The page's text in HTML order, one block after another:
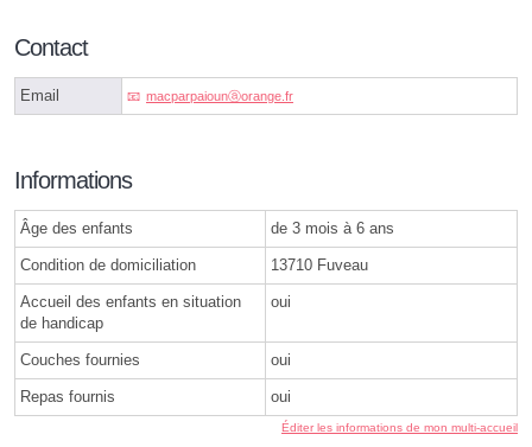
Contact
Email macparpaiounⓐorange.fr
Informations
Âge des enfants de 3 mois à 6 ans
Condition de domiciliation 13710 Fuveau
Accueil des enfants en situation
de handicap
oui
Couches fournies oui
Repas fournis oui
Éditer les informations de mon multi-accueil